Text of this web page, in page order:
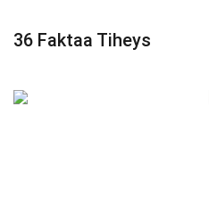
36 Faktaa Tiheys